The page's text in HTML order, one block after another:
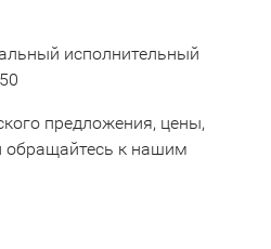
исполнительный
предложения, цены,
обращайтесь к нашим